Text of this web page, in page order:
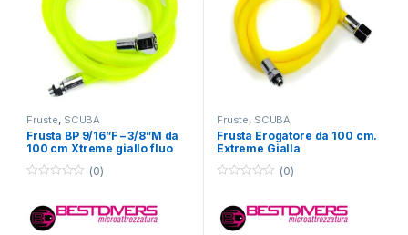
Fruste SCUBA
Frusta BP 9/16”F – 3/8”M da
100 cm Xtreme giallo fluo
(0)
Fruste SCUBA
Frusta Erogatore da 100 cm.
Extreme Gialla
(0)